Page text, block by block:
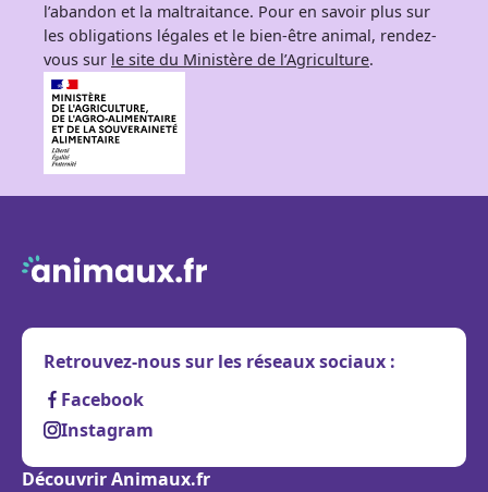
l’abandon et la maltraitance. Pour en savoir plus sur
les obligations légales et le bien-être animal, rendez-
vous sur le site du Ministère de l’Agriculture.
Retrouvez-nous sur les réseaux sociaux :
Facebook
Instagram
Découvrir Animaux.fr